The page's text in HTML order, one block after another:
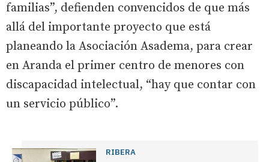
familias”, defienden convencidos de que más
allá del importante proyecto que está
planeando la Asociación Asadema, para crear
en Aranda el primer centro de menores con
discapacidad intelectual, “hay que contar con
un servicio público”.
RIBERA